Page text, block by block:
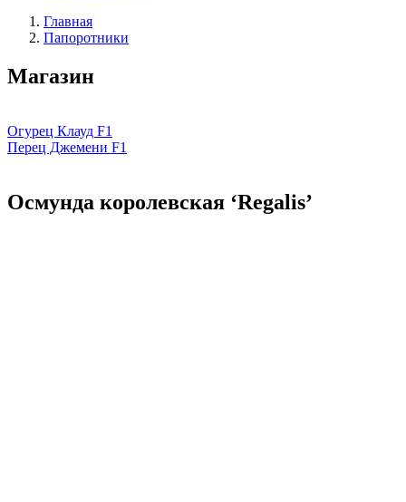
Главная
Папоротники
Магазин
Огурец Клауд F1
Перец Джемени F1
Осмунда королевская ‘Regalis’